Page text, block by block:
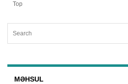
Top
MƏHSUL